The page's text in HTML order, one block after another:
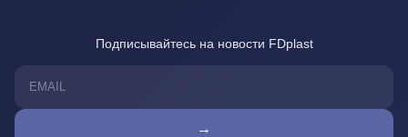
Подписывайтесь на новости FDplast
→